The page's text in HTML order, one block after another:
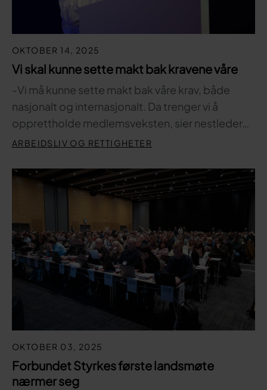
OKTOBER 14, 2025
Vi skal kunne sette makt bak kravene våre
-Vi må kunne sette makt bak våre krav, både
nasjonalt og internasjonalt. Da trenger vi å
opprettholde medlemsveksten, sier nestleder…
ARBEIDSLIV OG RETTIGHETER
OKTOBER 03, 2025
Forbundet Styrkes første landsmøte
nærmer seg